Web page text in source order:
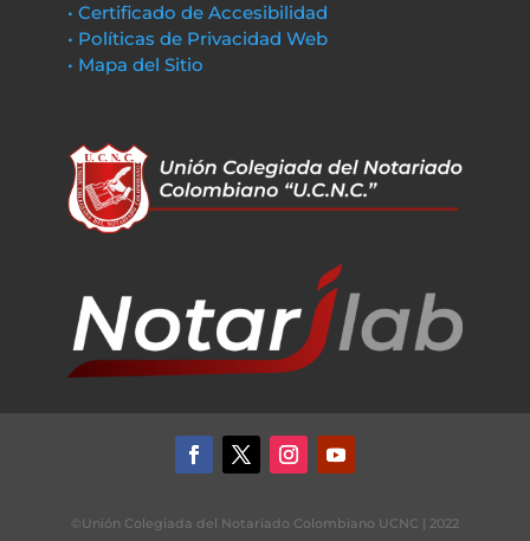
• Certificado de Accesibilidad
• Políticas de Privacidad Web
• Mapa del Sitio
©Unión Colegiada del Notariado Colombiano UCNC | 2022